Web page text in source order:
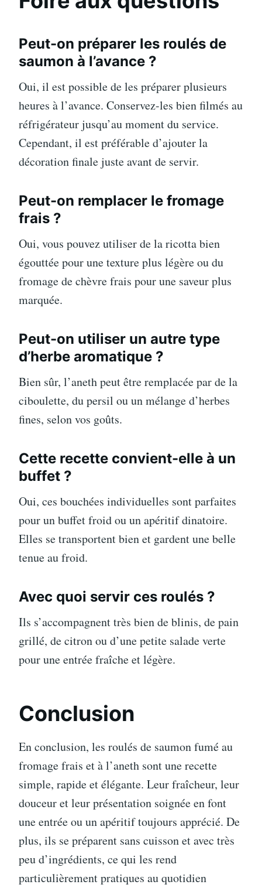
Peut-on préparer les roulés de
saumon à l’avance ?
Oui, il est possible de les préparer plusieurs
heures à l’avance. Conservez-les bien filmés au
réfrigérateur jusqu’au moment du service.
Cependant, il est préférable d’ajouter la
décoration finale juste avant de servir.
Peut-on remplacer le fromage
frais ?
Oui, vous pouvez utiliser de la ricotta bien
égouttée pour une texture plus légère ou du
fromage de chèvre frais pour une saveur plus
marquée.
Peut-on utiliser un autre type
d’herbe aromatique ?
Bien sûr, l’aneth peut être remplacée par de la
ciboulette, du persil ou un mélange d’herbes
fines, selon vos goûts.
Cette recette convient-elle à un
buffet ?
Oui, ces bouchées individuelles sont parfaites
pour un buffet froid ou un apéritif dinatoire.
Elles se transportent bien et gardent une belle
tenue au froid.
Avec quoi servir ces roulés ?
Ils s’accompagnent très bien de blinis, de pain
grillé, de citron ou d’une petite salade verte
pour une entrée fraîche et légère.
Conclusion
En conclusion, les roulés de saumon fumé au
fromage frais et à l’aneth sont une recette
simple, rapide et élégante. Leur fraîcheur, leur
douceur et leur présentation soignée en font
une entrée ou un apéritif toujours apprécié. De
plus, ils se préparent sans cuisson et avec très
peu d’ingrédients, ce qui les rend
particulièrement pratiques au quotidien